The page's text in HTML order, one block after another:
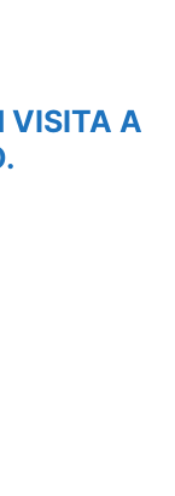
VISITA A